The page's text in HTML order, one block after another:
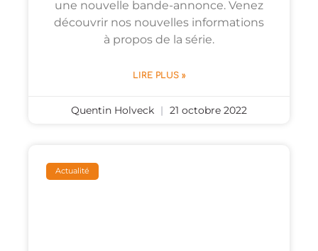
une nouvelle bande-annonce. Venez
découvrir nos nouvelles informations
à propos de la série.
LIRE PLUS »
Quentin Holveck 21 octobre 2022
Actualité